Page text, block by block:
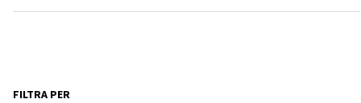
FILTRA PER